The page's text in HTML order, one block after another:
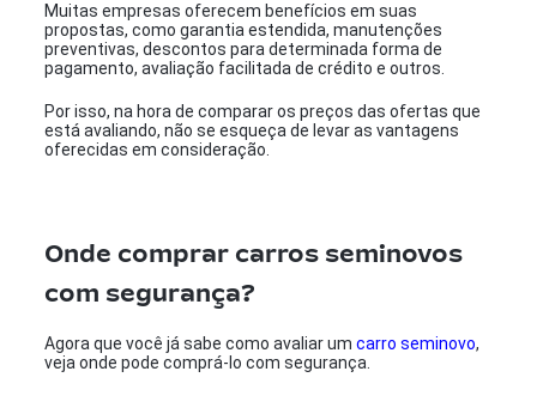
Muitas empresas oferecem benefícios em suas
propostas, como garantia estendida, manutenções
preventivas, descontos para determinada forma de
pagamento, avaliação facilitada de crédito e outros.
Por isso, na hora de comparar os preços das ofertas que
está avaliando, não se esqueça de levar as vantagens
oferecidas em consideração.
Onde comprar carros seminovos
com segurança?
Agora que você já sabe como avaliar umcarro seminovo,
veja onde pode comprá-lo com segurança.